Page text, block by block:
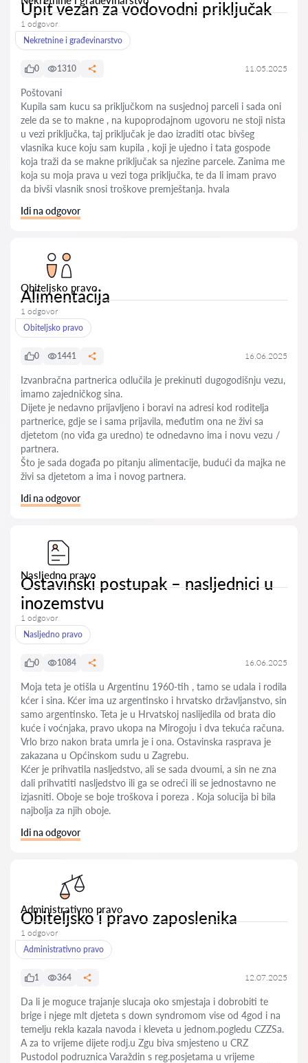
Upit vezan za vodovodni priključak
1 odgovor
Nekretnine i građevinarstvo
0 1310 11.05.2025
Poštovani
Kupila sam kucu sa priključkom na susjednoj parceli i sada oni
zele da se to makne , na kupoprodajnom ugovoru ne stoji nista
u vezi priključka, taj priključak je dao izraditi otac bivšeg
vlasnika kuce koju sam kupila , koji je ujedno i tata gospode
koja traži da se makne priključak sa njezine parcele. Zanima me
koja su moja prava u vezi toga priključka, te da li imam pravo
da bivši vlasnik snosi troškove premještanja. hvala
Idi na odgovor
Obiteljsko pravo
Alimentacija
1 odgovor
Obiteljsko pravo
0 1441 16.06.2025
Izvanbračna partnerica odlučila je prekinuti dugogodišnju vezu,
imamo zajedničkog sina.
Dijete je nedavno prijavljeno i boravi na adresi kod roditelja
partnerice, gdje se i sama prijavila, međutim ona ne živi sa
djetetom (no viđa ga uredno) te odnedavno ima i novu vezu /
partnera.
Što je sada događa po pitanju alimentacije, budući da majka ne
živi sa djetetom a ima i novog partnera.
Idi na odgovor
Nasljedno pravo
Ostavinski postupak – nasljednici u
inozemstvu
1 odgovor
Nasljedno pravo
0 1084 16.06.2025
Moja teta je otišla u Argentinu 1960-tih , tamo se udala i rodila
kćer i sina. Kćer ima uz argentinsko i hrvatsko državljanstvo, sin
samo argentinsko. Teta je u Hrvatskoj naslijedila od brata dio
kuće i voćnjaka, pravo ukopa na Mirogoju i dva tekuća računa.
Vrlo brzo nakon brata umrla je i ona. Ostavinska rasprava je
zakazana u Općinskom sudu u Zagrebu.
Kćer je prihvatila nasljedstvo, ali se sada dvoumi, a sin ne zna
dali prihvatiti nasljedstvo ili ga se odreći ili se jednostavno ne
izjasniti. Oboje se boje troškova i poreza . Koja solucija bi bila
najbolja za njih oboje.
Idi na odgovor
Administrativno pravo
Obiteljsko i pravo zaposlenika
1 odgovor
Administrativno pravo
1 364 12.07.2025
Da li je moguce trajanje slucaja oko smjestaja i dobrobiti te
brige i njege mlt djeteta s down syndromom vise od 4god i na
temelju rekla kazala navoda i kleveta u jednom.pogledu CZZSa.
A za to vrijeme dijete rodj.u Zgu biva smjesteno u CRZ
Pustodol podruznica Varaždin s reg.posjetama u vrijeme